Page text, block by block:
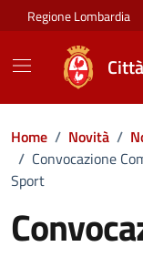
Vai ai contenuti
Vai al footer
Regione Lombardia
Home / Novità /
/ Convocazione
Sport